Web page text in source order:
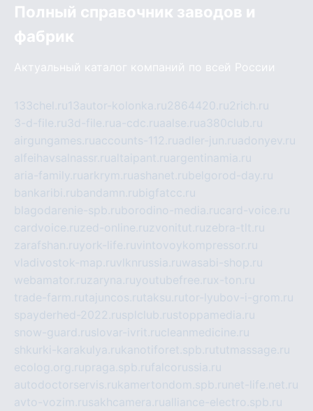
Полный справочник заводов и
фабрик
Актуальный каталог компаний по всей России
133chel.ru13autor-kolonka.ru2864420.ru2rich.ru
3-d-file.ru3d-file.rua-cdc.ruaalse.rua380club.ru
airgungames.ruaccounts-112.ruadler-jun.ruadonyev.ru
alfeihavsalnassr.rualtaipant.ruargentinamia.ru
aria-family.ruarkrym.ruashanet.rubelgorod-day.ru
bankaribi.rubandamn.rubigfatcc.ru
blagodarenie-spb.ruborodino-media.rucard-voice.ru
cardvoice.ruzed-online.ruzvonitut.ruzebra-tlt.ru
zarafshan.ruyork-life.ruvintovoykompressor.ru
vladivostok-map.ruvlknrussia.ruwasabi-shop.ru
webamator.ruzaryna.ruyoutubefree.rux-ton.ru
trade-farm.rutajuncos.rutaksu.rutor-lyubov-i-grom.ru
spayderhed-2022.rusplclub.rustoppamedia.ru
snow-guard.ruslovar-ivrit.rucleanmedicine.ru
shkurki-karakulya.rukanotiforet.spb.rututmassage.ru
ecolog.org.rupraga.spb.rufalcorussia.ru
autodoctorservis.rukamertondom.spb.ru net-life.net.ru
avto-vozim.rusakhcamera.rualliance-electro.spb.ru